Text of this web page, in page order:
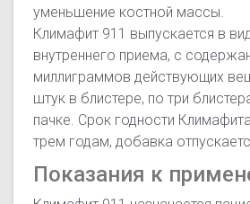
уменьшение костной массы.
Климафит 911 выпускается в
внутреннего приема, с
миллиграммов действующих
штук в блистере, по три
пачке. Срок годности
трем годам, добавка
Показания к